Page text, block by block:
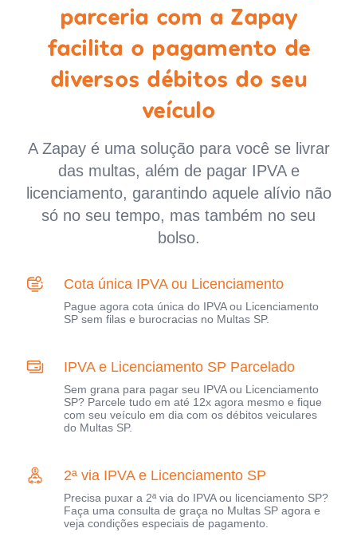
parceria com a Zapay
facilita o pagamento de
diversos débitos do seu
veículo
A Zapay é uma solução para você se livrar
das multas, além de pagar IPVA e
licenciamento, garantindo aquele alívio não
só no seu tempo, mas também no seu
bolso.
Cota única IPVA ou Licenciamento
Pague agora cota única do IPVA ou Licenciamento
SP sem filas e burocracias no Multas SP.
IPVA e Licenciamento SP Parcelado
Sem grana para pagar seu IPVA ou Licenciamento
SP? Parcele tudo em até 12x agora mesmo e fique
com seu veículo em dia com os débitos veiculares
do Multas SP.
2ª via IPVA e Licenciamento SP
Precisa puxar a 2ª via do IPVA ou licenciamento SP?
Faça uma consulta de graça no Multas SP agora e
veja condições especiais de pagamento.